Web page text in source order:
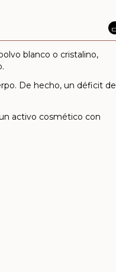
blanco o cristalino,
De hecho, un déficit de
activo cosmético con